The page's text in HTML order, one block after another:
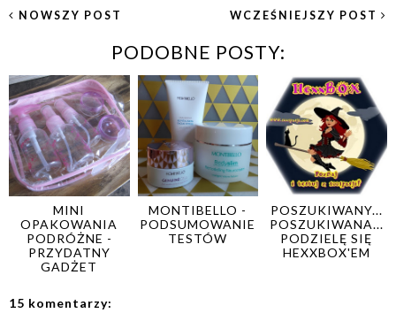
NOWSZY POST WCZEŚNIEJSZY POST
PODOBNE POSTY:
MINI
OPAKOWANIA
PODRÓŻNE -
PRZYDATNY
GADŻET
MONTIBELLO -
PODSUMOWANIE
TESTÓW
POSZUKIWANY...
POSZUKIWANA...
PODZIELĘ SIĘ
HEXXBOX'EM
15 komentarzy: